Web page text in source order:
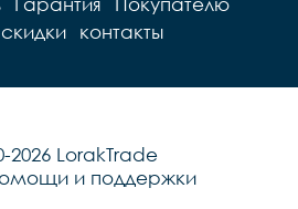
контакты
2026 LorakTrade
и поддержки